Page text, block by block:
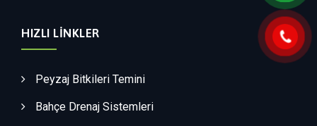
HIZLI LINKLER
Peyzaj Bitkileri Temini
Bahçe Drenaj Sistemleri